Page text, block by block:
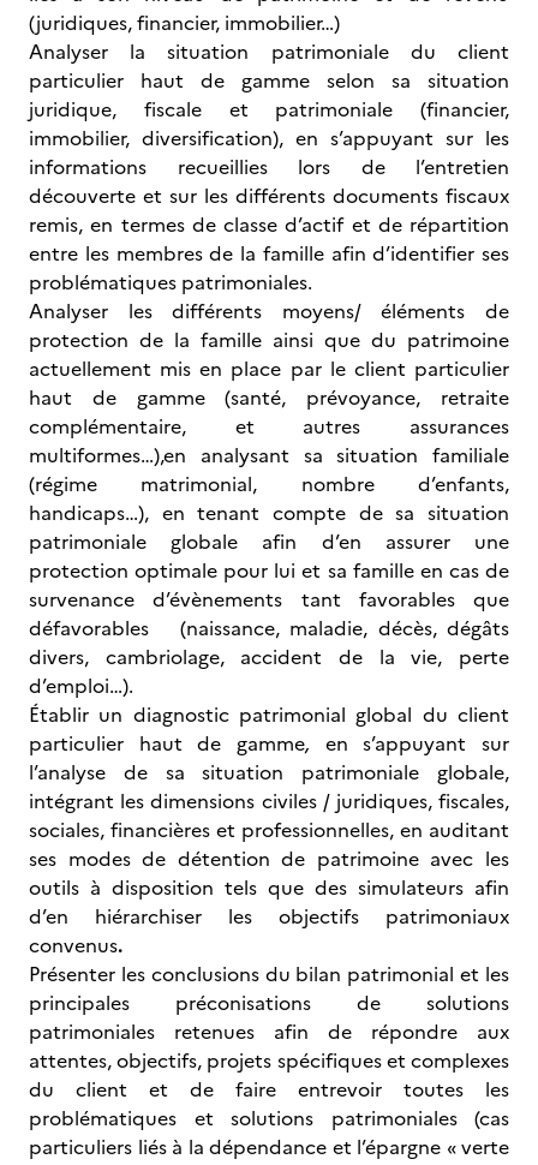
(juridiques, financier, immobilier…)
Analyser la situation patrimoniale du client
particulier haut de gamme selon sa situation
juridique, fiscale et patrimoniale (financier,
immobilier, diversification), en s’appuyant sur les
informations recueillies lors de l’entretien
découverte et sur les différents documents fiscaux
remis, en termes de classe d’actif et de répartition
entre les membres de la famille afin d’identifier ses
problématiques patrimoniales.
Analyser les différents moyens/ éléments de
protection de la famille ainsi que du patrimoine
actuellement mis en place par le client particulier
haut de gamme (santé, prévoyance, retraite
complémentaire, et autres assurances
multiformes…),en analysant sa situation familiale
(régime matrimonial, nombre d’enfants,
handicaps…), en tenant compte de sa situation
patrimoniale globale afin d’en assurer une
protection optimale pour lui et sa famille en cas de
survenance d’évènements tant favorables que
défavorables (naissance, maladie, décès, dégâts
divers, cambriolage, accident de la vie, perte
d’emploi…).
Établir un diagnostic patrimonial global du client
particulier haut de gamme, en s’appuyant sur
l’analyse de sa situation patrimoniale globale,
intégrant les dimensions civiles / juridiques, fiscales,
sociales, financières et professionnelles, en auditant
ses modes de détention de patrimoine avec les
outils à disposition tels que des simulateurs afin
d’en hiérarchiser les objectifs patrimoniaux
convenus.
Présenter les conclusions du bilan patrimonial et les
principales préconisations de solutions
patrimoniales retenues afin de répondre aux
attentes, objectifs, projets spécifiques et complexes
du client et de faire entrevoir toutes les
problématiques et solutions patrimoniales (cas
particuliers liés à la dépendance et l’épargne « verte